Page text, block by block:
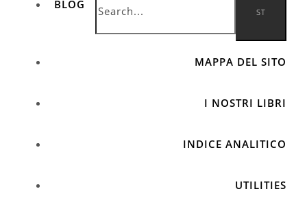
BLOG
MAPPA DEL SITO
I NOSTRI LIBRI
INDICE ANALITICO
UTILITIES